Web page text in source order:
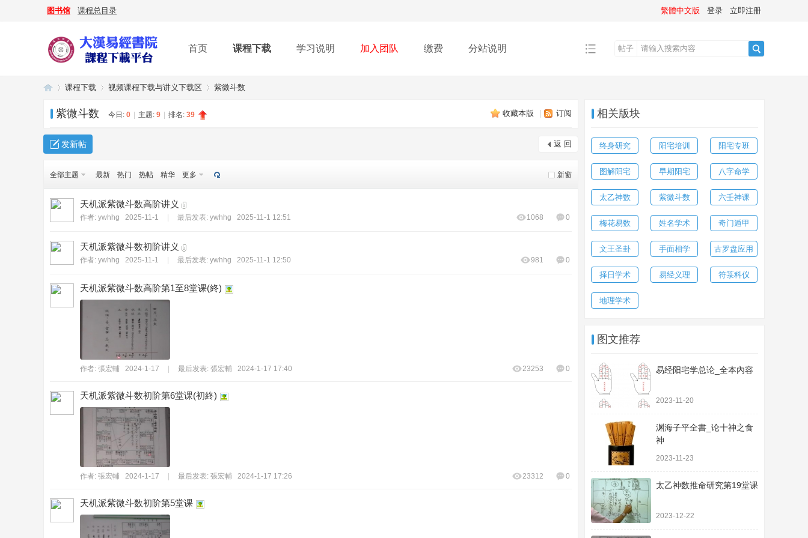
图书馆 课程总目录 繁體中文版 登录 立即注册
首页 课程下载 学习说明 加入团队 缴费 分站说明
帖子
大
經
»
课程下载 视频课程下载与讲义下载区 紫微斗数
收藏本版 订阅
紫微斗数 今日: 0 主题: 9 排名: 39
返 回
发新帖
新窗
全部主题 最新 热门 热帖 精华 更多
天机派紫微斗数高阶讲义
作者: ywhhg 2025-11-1 最后发表: ywhhg 2025-11-1 12:51 0
1068
天机派紫微斗数初阶讲义
作者: ywhhg 2025-11-1 最后发表: ywhhg 2025-11-1 12:50 0
981
天机派紫微斗数高阶第1至8堂课(終)
作者: 張宏輔 2024-1-17 最后发表: 張宏輔 2024-1-17 17:40 0
23253
天机派紫微斗数初阶第6堂课(初終)
作者: 張宏輔 2024-1-17 最后发表: 張宏輔 2024-1-17 17:26 0
23312
天机派紫微斗数初阶第5堂课
相关版块
终身研究 阳宅培训 阳宅专班
图解阳宅 早期阳宅 八字命学
太乙神数 紫微斗数 六壬神课
梅花易数 姓名学术 奇门遁甲
文王圣卦 手面相学 古罗盘应用
择日学术 易经义理 符箓科仪
地理学术
图文推荐
易经阳宅学总论_全本內容
2023-11-20
渊海子平全書_论十神之食
神
2023-11-23
太乙神数推命研究第19堂课
2023-12-22